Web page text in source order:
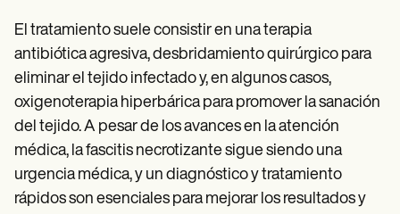
El tratamiento suele consistir en una terapia
antibiótica agresiva, desbridamiento quirúrgico para
eliminar el tejido infectado y, en algunos casos,
oxigenoterapia hiperbárica para promover la sanación
del tejido. A pesar de los avances en la atención
médica, la fascitis necrotizante sigue siendo una
urgencia médica, y un diagnóstico y tratamiento
rápidos son esenciales para mejorar los resultados y